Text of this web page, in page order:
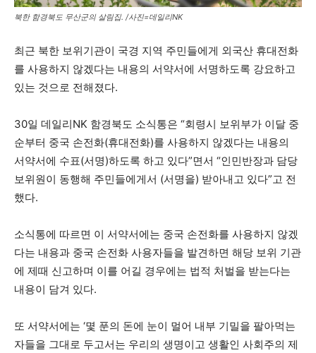
북한 함경북도 무산군의 살림집. /사진=데일리NK
최근 북한 보위기관이 국경 지역 주민들에게 외국산 휴대전화
를 사용하지 않겠다는 내용의 서약서에 서명하도록 강요하고
있는 것으로 전해졌다.
30일 데일리NK 함경북도 소식통은 “회령시 보위부가 이달 중
순부터 중국 손전화(휴대전화)를 사용하지 않겠다는 내용의
서약서에 수표(서명)하도록 하고 있다”면서 “인민반장과 담당
보위원이 동행해 주민들에게서 (서명을) 받아내고 있다”고 전
했다.
소식통에 따르면 이 서약서에는 중국 손전화를 사용하지 않겠
다는 내용과 중국 손전화 사용자들을 발견하면 해당 보위 기관
에 제때 신고하며 이를 어길 경우에는 법적 처벌을 받는다는
내용이 담겨 있다.
또 서약서에는 ‘몇 푼의 돈에 눈이 멀어 내부 기밀을 팔아먹는
자들을 그대로 두고서는 우리의 생명이고 생활인 사회주의 제